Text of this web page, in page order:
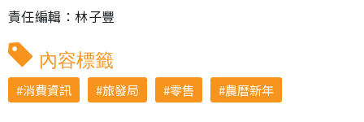
責任編輯：林子豐
內容標籤
消費資訊 旅發局 零售 農曆新年